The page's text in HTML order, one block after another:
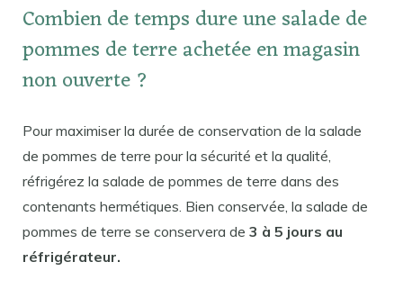
Combien de temps dure une salade de
pommes de terre achetée en magasin
non ouverte ?
Pour maximiser la durée de conservation de la salade
de pommes de terre pour la sécurité et la qualité,
réfrigérez la salade de pommes de terre dans des
contenants hermétiques. Bien conservée, la salade de
pommes de terre se conservera de 3 à 5 jours au
réfrigérateur.